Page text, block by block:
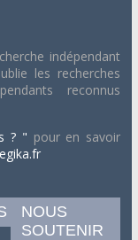
indépendant
les recherches
reconnus
? " pour en savoir
NOUS
SOUTENIR